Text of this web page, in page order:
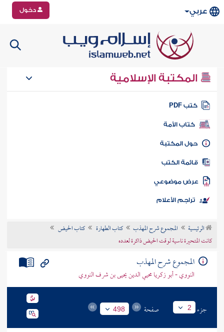
عربي دخول
المكتبة الإسلامية
كتب PDF
كتاب الأمة
المكتبة
الكتب
موضوعي
تراجم الأعلام
الرئيسية المجموع شرح المهذب كتاب الطهارة
كتاب الحيض
كانت المتحيرة ناسية لوقت الحيض ذاكرة لعدده
المجموع شرح المهذب
النووي - أبو زكريا محيي الدين يحيى بن شرف النووي
جزء 2 صفحة 498